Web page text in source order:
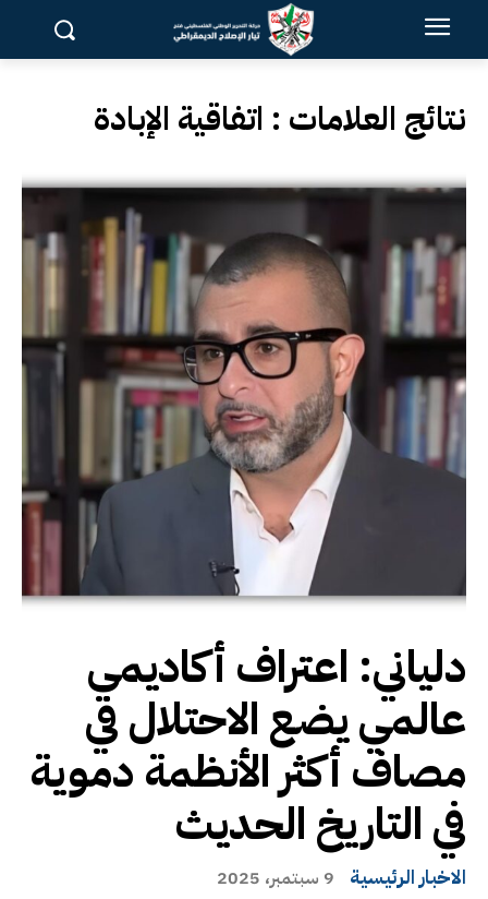
نتائج العلامات : اتفاقية الإبادة
دلياني: اعتراف أكاديمي
عالمي يضع الاحتلال في
مصاف أكثر الأنظمة دموية
في التاريخ الحديث
الاخبار الرئيسية 9 سبتمبر، 2025